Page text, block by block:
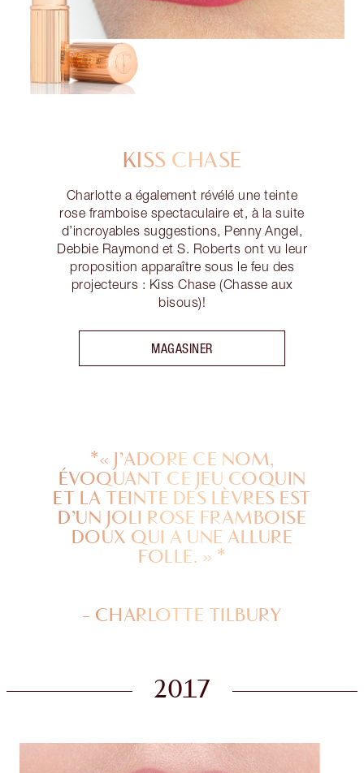
KISS CHASE
Charlotte a également révélé une teinte
rose framboise spectaculaire et, à la suite
d’incroyables suggestions, Penny Angel,
Debbie Raymond et S. Roberts ont vu leur
proposition apparaître sous le feu des
projecteurs : Kiss Chase (Chasse aux
bisous)!
MAGASINER
*« J’ADORE CE NOM,
ÉVOQUANT CE JEU COQUIN
ET LA TEINTE DES LÈVRES EST
D’UN JOLI ROSE FRAMBOISE
DOUX QUI A UNE ALLURE
FOLLE. » *
- CHARLOTTE TILBURY
2017